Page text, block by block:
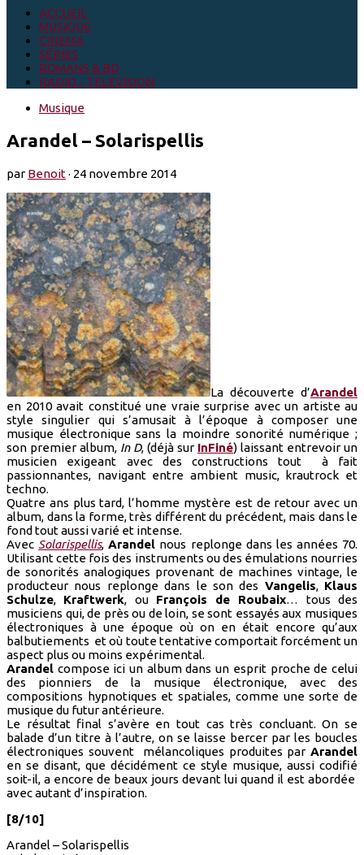
ACCUEIL
MUSIQUE
CINEMA
SÉRIES
ROMANS & BD
RADIO - TELEVISION
Musique
Arandel – Solarispellis
parBenoit· 24 novembre 2014
La découverte d’Arandel
en 2010 avait constitué une vraie surprise avec un artiste au
style singulier qui s’amusait à l’époque à composer une
musique électronique sans la moindre sonorité numérique ;
son premier album, In D, (déjà sur InFiné) laissant entrevoir un
musicien exigeant avec des constructions tout à fait
passionnantes, navigant entre ambient music, krautrock et
techno.
Quatre ans plus tard, l’homme mystère est de retour avec un
album, dans la forme, très différent du précédent, mais dans le
fond tout aussi varié et intense.
Avec Solarispellis,Arandel nous replonge dans les années 70.
Utilisant cette fois des instruments ou des émulations nourries
de sonorités analogiques provenant de machines vintage, le
producteur nous replonge dans le son des Vangelis, Klaus
Schulze, Kraftwerk, ou François de Roubaix… tous des
musiciens qui, de près ou de loin, se sont essayés aux musiques
électroniques à une époque où on en était encore qu’aux
balbutiements et où toute tentative comportait forcément un
aspect plus ou moins expérimental.
Arandel compose ici un album dans un esprit proche de celui
des pionniers de la musique électronique, avec des
compositions hypnotiques et spatiales, comme une sorte de
musique du futur antérieure.
Le résultat final s’avère en tout cas très concluant. On se
balade d’un titre à l’autre, on se laisse bercer par les boucles
électroniques souvent mélancoliques produites par Arandel
en se disant, que décidément ce style musique, aussi codifié
soit-il, a encore de beaux jours devant lui quand il est abordée
avec autant d’inspiration.
[8/10]
Arandel – Solarispellis